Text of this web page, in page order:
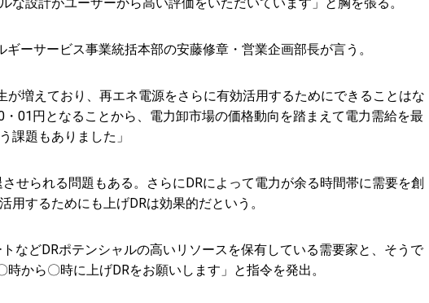
ーサービス事業統括本部の安藤修章・営業企画部長が言う。
増えており、再エネ電源をさらに有効活用するためにできることはな
01円となることから、電力卸市場の価格動向を踏まえて電力需給を最
課題もありました」
せられる問題もある。さらにDRによって電力が余る時間帯に需要を創
するためにも上げDRは効果的だという。
などDRポテンシャルの高いリソースを保有している需要家と、そうで
から〇時に上げDRをお願いします」と指令を発出。